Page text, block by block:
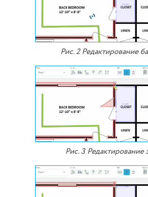
Рис. 2 Редактирование
Рис. 3 Редактирование